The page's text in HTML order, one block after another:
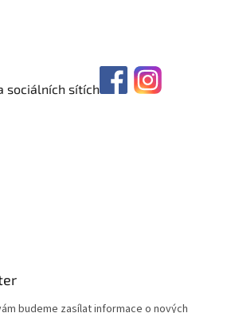
sociálních sítích
budeme zasílat informace o nových